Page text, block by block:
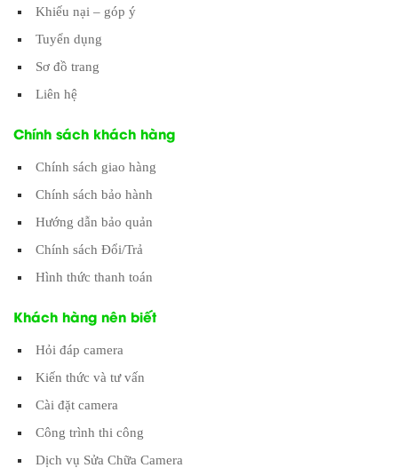
Khiếu nại – góp ý
Tuyển dụng
Sơ đồ trang
Liên hệ
Chính sách khách hàng
Chính sách giao hàng
Chính sách bảo hành
Hướng dẫn bảo quản
Chính sách Đổi/Trả
Hình thức thanh toán
Khách hàng nên biết
Hỏi đáp camera
Kiến thức và tư vấn
Cài đặt camera
Công trình thi công
Dịch vụ Sửa Chữa Camera